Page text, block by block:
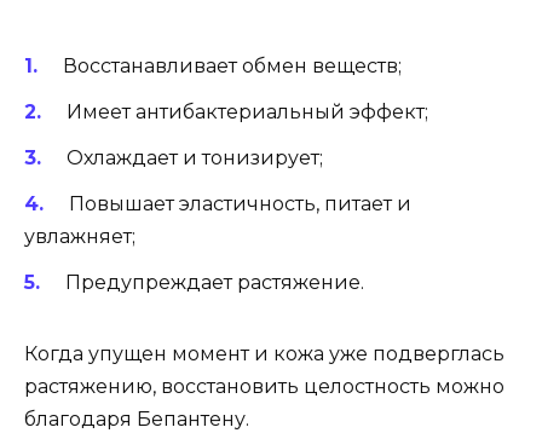
Восстанавливает обмен веществ;
Имеет антибактериальный эффект;
Охлаждает и тонизирует;
Повышает эластичность, питает и
увлажняет;
Предупреждает растяжение.
Когда упущен момент и кожа уже подверглась
растяжению, восстановить целостность можно
благодаря Бепантену.